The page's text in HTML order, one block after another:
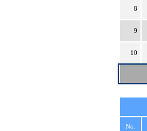
8
9
10
No.